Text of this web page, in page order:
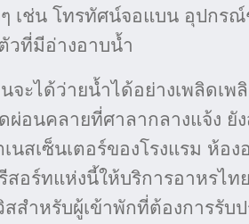
เช่น โทรทัศน์จอแบน อุปกร
วที่มีอ่างอาบน้ำ
จะได้ว่ายน้ำได้อย่างเพลิดเ
ผ่อนคลายที่ศาลากลางแจ้ง ยั
นสเซ็นเตอร์ของโรงแรม ห้อง
สอร์ทแห่งนี้ให้บริการอาหรไ
สสำหรับผู้เข้าพักที่ต้องการรับ